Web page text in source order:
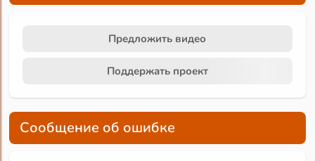
Предложить видео
Поддержать проект
Сообщение об ошибке